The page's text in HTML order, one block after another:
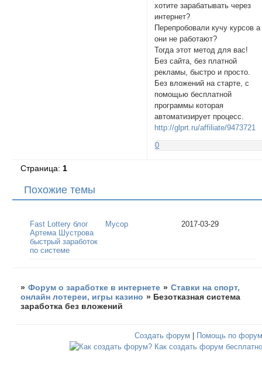
хотите зарабатывать через
интернет?
Перепробовали кучу курсов а
они не работают?
Тогда этот метод для вас!
Без сайта, без платной
рекламы, быстро и просто.
Без вложений на старте, с
помощью бесплатной
программы которая
автоматизирует процесс.
http://glprt.ru/affiliate/9473721
0
Страница: 1
Похожие темы
Fast Lottery блог
Артема Шустрова
быстрый заработок
по системе
Мусор 2017-03-29
» Форум о заработке в интернете » Ставки на спорт,
онлайн лотереи, игры казино » Безотказная система
заработка без вложений
Создать форум Помощь по